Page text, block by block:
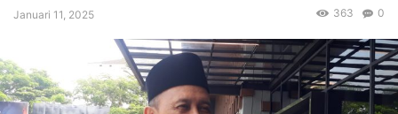
Januari 11, 2025 0
363